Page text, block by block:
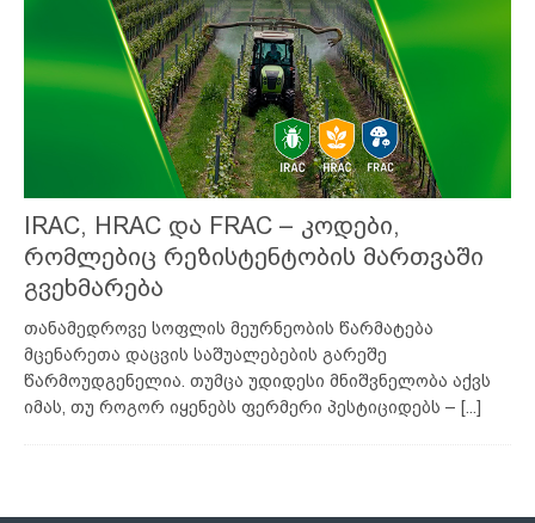
IRAC, HRAC და FRAC – კოდები,
რომლებიც რეზისტენტობის მართვაში
გვეხმარება
თანამედროვე სოფლის მეურნეობის წარმატება
მცენარეთა დაცვის საშუალებების გარეშე
წარმოუდგენელია. თუმცა უდიდესი მნიშვნელობა აქვს
იმას, თუ როგორ იყენებს ფერმერი პესტიციდებს – [...]